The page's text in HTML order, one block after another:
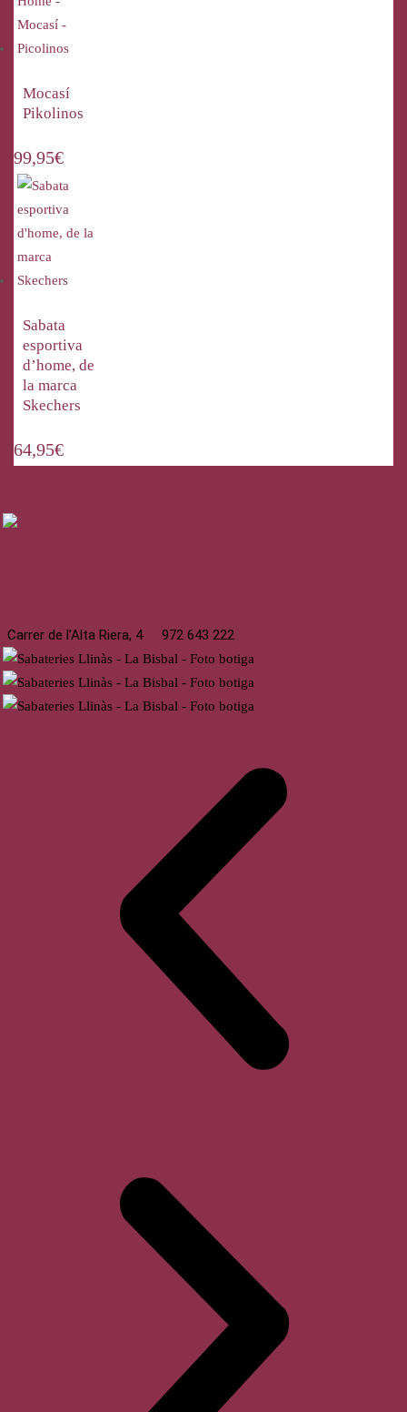
Mocasí
Pikolinos
99,95€
Sabata
esportiva
d’home, de
la marca
Skechers
64,95€
Carrer de l’Alta Riera, 4 972 643 222